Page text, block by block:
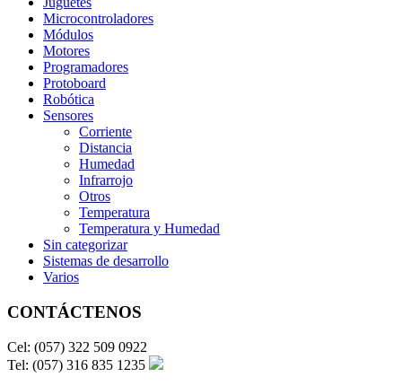
Microcontroladores
Módulos
Motores
Programadores
Protoboard
Robótica
Sensores
Corriente
Distancia
Humedad
Infrarrojo
Otros
Temperatura
Temperatura y Humedad
Sin categorizar
Sistemas de desarrollo
Varios
CONTÁCTENOS
Cel: (057) 322 509 0922
Tel: (057) 316 835 1235